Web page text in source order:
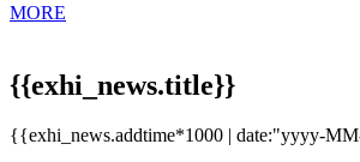
MORE
{{exhi_news.title}}
{{exhi_news.addtime*1000 | date:"yyyy-